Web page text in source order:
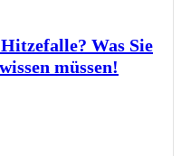
Was Sie
müssen!